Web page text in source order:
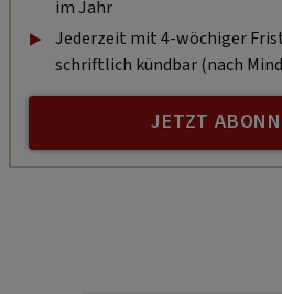
im Jahr
Jederzeit mit 4-wöchiger
schriftlich kündbar (nach
JETZT